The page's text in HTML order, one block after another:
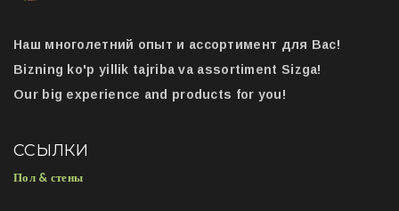
Наш многолетний опыт и ассортимент для Вас!
Bizning ko'p yillik tajriba va assortiment Sizga!
Our big experience and products for you!
ССЫЛКИ
Пол & стены